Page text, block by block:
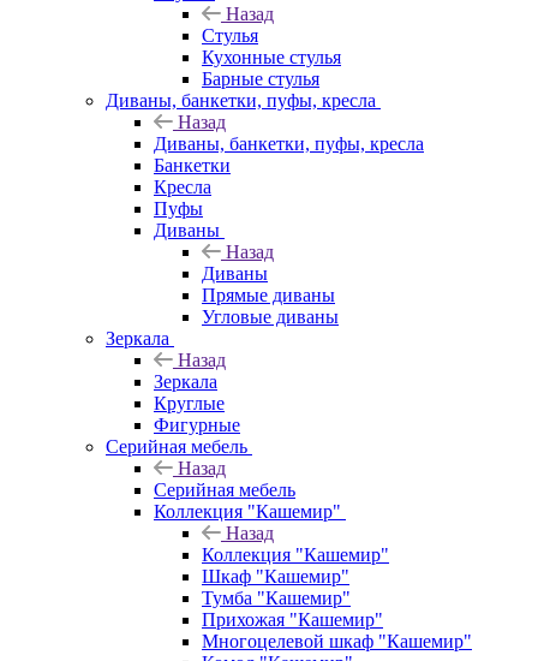
Назад
Стулья
Кухонные стулья
Барные стулья
Диваны, банкетки, пуфы, кресла
Назад
Диваны, банкетки, пуфы, кресла
Банкетки
Кресла
Пуфы
Диваны
Назад
Диваны
Прямые диваны
Угловые диваны
Зеркала
Назад
Зеркала
Круглые
Фигурные
Серийная мебель
Назад
Серийная мебель
Коллекция "Кашемир"
Назад
Коллекция "Кашемир"
Шкаф "Кашемир"
Тумба "Кашемир"
Прихожая "Кашемир"
Многоцелевой шкаф "Кашемир"